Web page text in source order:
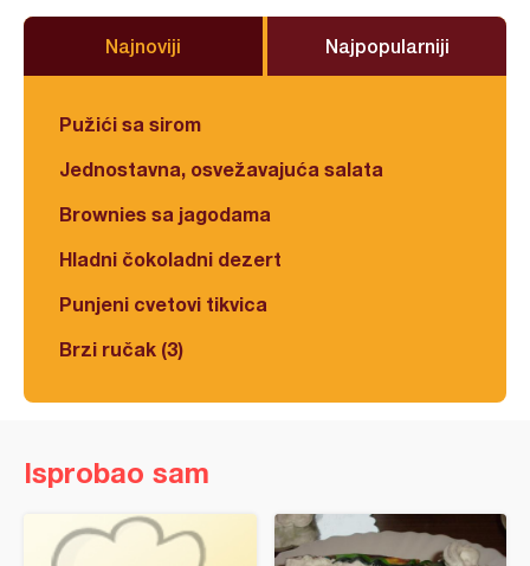
Najnoviji Najpopularniji
Pužići sa sirom
Jednostavna, osvežavajuća salata
Brownies sa jagodama
Hladni čokoladni dezert
Punjeni cvetovi tikvica
Brzi ručak (3)
Isprobao sam